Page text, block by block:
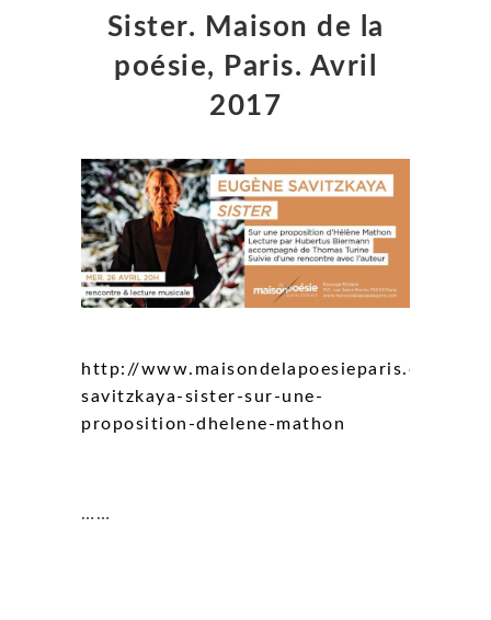
Sister. Maison de la
poésie, Paris. Avril
2017
http://www.maisondelapoesieparis.com/
savitzkaya-sister-sur-une-
proposition-dhelene-mathon
……